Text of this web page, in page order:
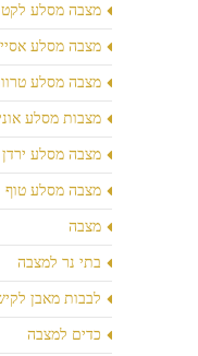
מצבה מסלע לקט
מצבה מסלע
מצבה מסלע
מצבות מסלע
מצבה מסלע ירדן
מצבה מסלע טוף
מצבה
בתי נר למצבה
לבבות מאבן
כדים למצבה